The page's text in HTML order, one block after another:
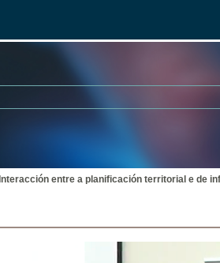
Interacción entre a planificación territorial e de